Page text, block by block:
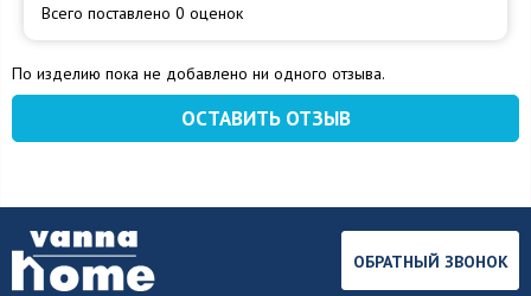
Всего поставлено 0 оценок
По изделию пока не добавлено ни одного отзыва.
ОСТАВИТЬ ОТЗЫВ
ОБРАТНЫЙ ЗВОНОК